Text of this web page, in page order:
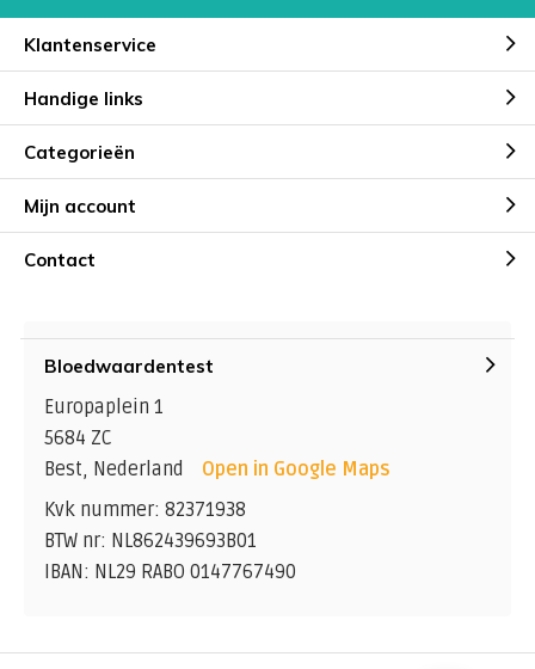
Klantenservice
Handige links
Categorieën
Mijn account
Contact
Bloedwaardentest
Europaplein 1
5684 ZC
Best, Nederland
Open in Google Maps
Kvk nummer: 82371938
BTW nr: NL862439693B01
IBAN: NL29 RABO 0147767490